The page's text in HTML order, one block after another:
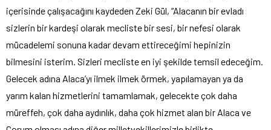
içerisinde çalışacağını kaydeden Zeki Gül, “Alacanın bir evladı
sizlerin bir kardeşi olarak mecliste bir sesi, bir nefesi olarak
mücadelemi sonuna kadar devam ettireceğimi hepinizin
bilmesini isterim. Sizleri mecliste en iyi şekilde temsil edeceğim.
Gelecek adına Alaca’yı ilmek ilmek örmek, yapılamayan ya da
yarım kalan hizmetlerini tamamlamak, gelecekte çok daha
müreffeh, çok daha aydınlık, daha çok hizmet alan bir Alaca ve